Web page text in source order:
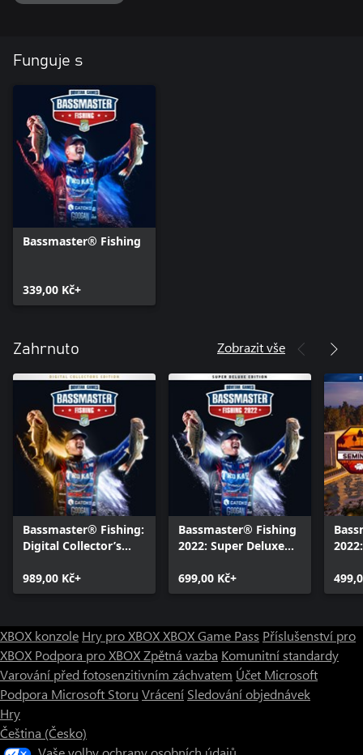
Funguje s
Bassmaster® Fishing
339,00 Kč+
Zahrnuto Zobrazit vše
Bassmaster® Fishing:
Digital Collector’s
989,00 Kč+
Bassmaster® Fishing
2022: Super Deluxe
699,00 Kč+
XBOX konzole Hry pro XBOXXBOX Game Pass Příslušenství pro
XBOX Podpora pro XBOXZpětná vazba Komunitní standardy
Varování před fotosenzitivním záchvatem Účet Microsoft
Podpora Microsoft Storu Vrácení Sledování objednávek
Hry
Čeština (Česko)